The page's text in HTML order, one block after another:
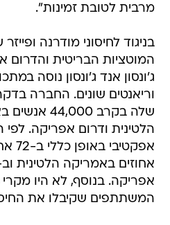
מרבית לטובת זמינות".
בניגוד לחיסוני מודרנה
המוטציות הבריטית והדרום
ג'ונסון אנד ג'ונסון נוסה
וריאנטים שונים. החברה
שלה בקרב
הלטינית ודרום אפריקה.
אפריקה. בנוסף, לא היו
המשתתפים שקיבלו את